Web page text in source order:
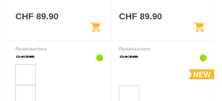
CHF 89.90
shopping_cart
CHF 89.90
shopping_cart
Reisetaschen Reisetaschen
NEW